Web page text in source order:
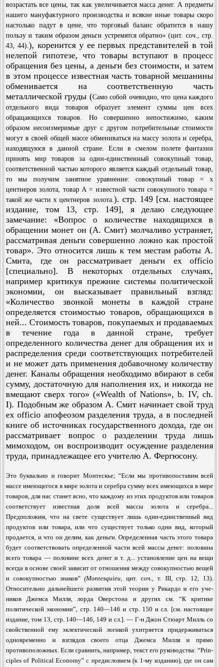
возрастать все цены, так как увеличивается масса денег. А предметы
нашего мануфактурного производства и всякие иные товары скоро
настолько падут в цене, что торговый баланс обратится в нашу
пользу и таким образом деньги устремятся обратно» (цит. соч., стр.
43, 44). ), коренится у ее первых представителей в той
нелепой гипотезе, что товары вступают в процесс
обращения без цены, а деньги без стоимости, и затем
в этом процессе известная часть товарной мешанины
обменивается на соответственную часть
металлической груды (Само собой очевидно, что цена каждого
отдельного вида товаров образует элемент суммы цен всех
обращающихся товаров. Но совершенно непостижимо, каким
образом несоизмеримые друг с другом потребительные стоимости
могут в своей общей массе обмениваться на массу золота и серебра,
находящуюся в данной стране. Если в смелом полете фантазии
принять мир товаров за один-единственный совокупный товар,
соответственной частью которого является каждый отдельный товар,
то мы получим занятное уравнение: совокупный товар = х
центнеров золота, товар А = известной части совокупного товара =
такой же части х центнеров золота. ). стр. 149 [см. настоящее
издание, том 13, стр. 149], я делаю следующее
замечание: «Вопрос о количестве находящихся в
обращении монет он (А. Смит) молчаливо устраняет,
рассматривая деньги совершенно ложно как простой
товар». Это относится лишь к тем местам работы А.
Смита, где он рассматривает деньги ex officio
[специально]. В некоторых отдельных случаях,
например критикуя прежние системы политической
экономии, он высказывает правильный взгляд:
«Количество звонкой монеты в каждой стране
определяется стоимостью товаров, обращающихся в
ней... Стоимость товаров, покупаемых и продаваемых
в течение года в данной стране, требует
определенного количества денег для обращения их и
распределения среди соответствующих потребителей
и не может дать применения добавочному количеству
денег. Каналы обращения необходимо вбирают в себя
сумму, достаточную для наполнения их, и никогда не
вмещают сверх того» («Wealth of Nations», b. IV, ch.
I). Подобным же образом А. Смит начинает свой труд
ех officio апофеозом разделения труда, а в последней
книге об источниках государственного дохода, где он
рассматривает вопрос о разделении труда лишь
мимоходом, он воспроизводит осуждение разделения
труда, принадлежащее его учителю А. Фергюсону.
Это буквально и говорит Монтескье; “Если мы противопоставим всей
массе имеющегося в мире золота и серебра сумму всех имеющихся в мире
товаров, для нас станет ясно, что каждому из этих продуктов или товаров
соответствует известная доля всей массы золота и серебра...
Предположим, что на свете существует лишь один-единственный вид
продуктов или товара, или что существует только одни вид, который
продается, и что он делим, как деньги. Определенная часть этого товара
будет соответствовать определенной части всей массы денег: половина
всего товара — половине всех де­нег и т. д... установление цен на вещи
всегда в основе своей зависит от отношения между совокупностью вещей
и совокупностью знаков”(Montesquieu,цит. соч., т. III, стр. 12, 13).
Относительно дальнейшего развития этой теории у Рикардо и его уче­
ников Джемса Милля, лорда Оверстона и других см. “К критике
политической эко­номии”, стр. 140—146 и стр. 150 и сл. [см. настоящее
издание, том 13, стр. 140—146, 149 и сл.]. — Г-н Джон Стюарт Милль со
свойственной ему эклектической логикой ухитряется придерживаться
одновременно и взглядов своего отца Джемса Милля и прямо
противоположных. Если сравнить, например, текст его руководства: “Prin­
ciples of Political Economy” с предисловием (к 1-му изданию), где он сам